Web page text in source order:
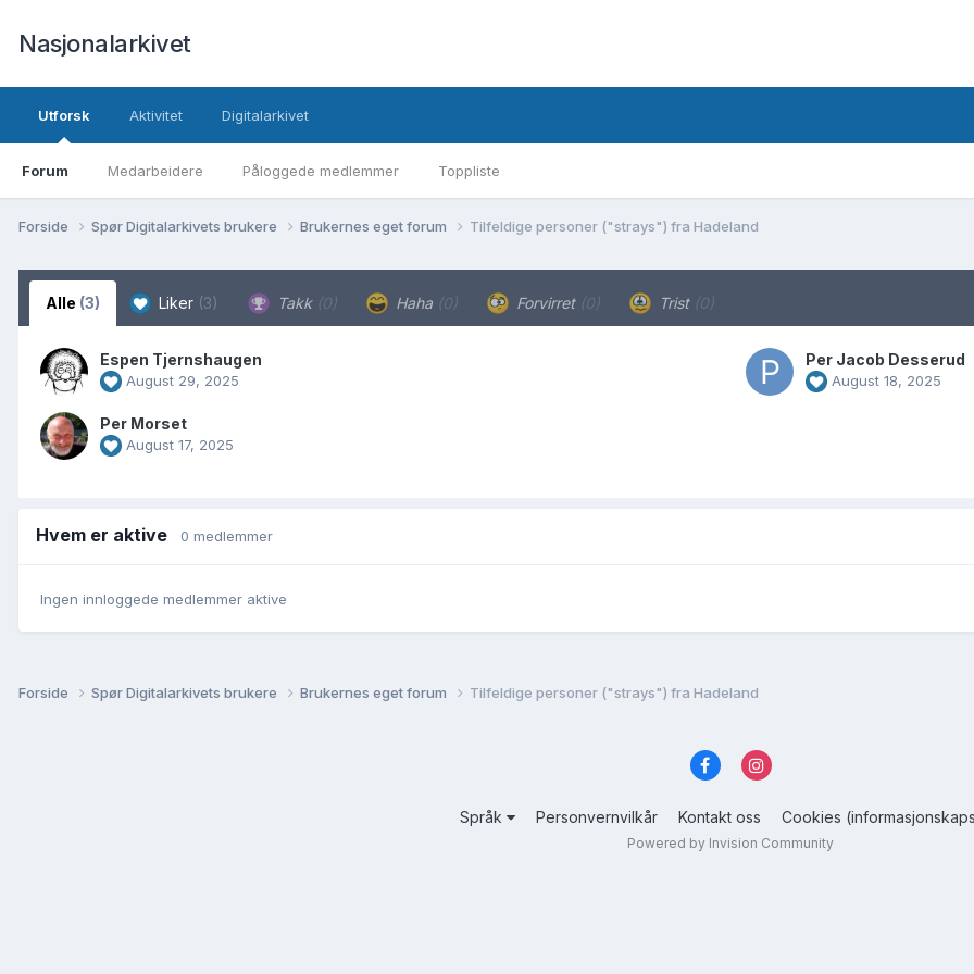
Nasjonalarkivet
Utforsk
Forum Medarbeidere Påloggede medlemmer Toppliste
Aktivitet Digitalarkivet
Forside Spør Digitalarkivets brukere Brukernes eget forum Tilfeldige personer ("strays") fra Hadeland
Alle (3) Liker (3) Takk (0) Haha (0) Forvirret (0) Trist (0)
Espen Tjernshaugen
August 29, 2025
Per Jacob Desserud
August 18, 2025
Per Morset
August 17, 2025
Hvem er aktive 0 medlemmer
Ingen innloggede medlemmer aktive
Forside Spør Digitalarkivets brukere Brukernes eget forum Tilfeldige personer ("strays") fra Hadeland
Språk Personvernvilkår Kontakt oss Cookies
Powered by Invision Community